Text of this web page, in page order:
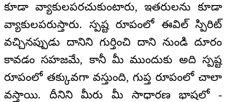
కూడా వ్యాకులపరచుకుంటారు, ఇతరులను కూడా
వ్యాకులపరుస్తారు. స్పష్ట రూపంలో ఈవిల్ స్పిరిట్
వచ్చినప్పుడు దానిని గుర్తించి దాని నుండి దూరం
కావడం సహజమే, కానీ మీ ముందుకు అది స్పష్ట
రూపంలో తక్కువగా వస్తుంది, గుప్త రూపంలో చాలా
వస్తాయి. దీనిని మీరు మీ సాధారణ భాషలో -